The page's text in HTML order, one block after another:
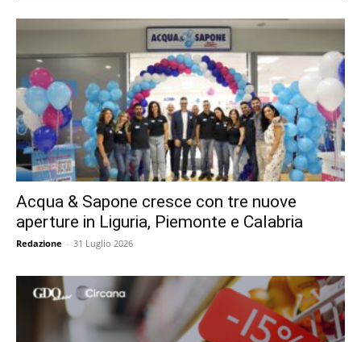
Acqua & Sapone cresce con tre nuove
aperture in Liguria, Piemonte e Calabria
Redazione - 31 Luglio 2026